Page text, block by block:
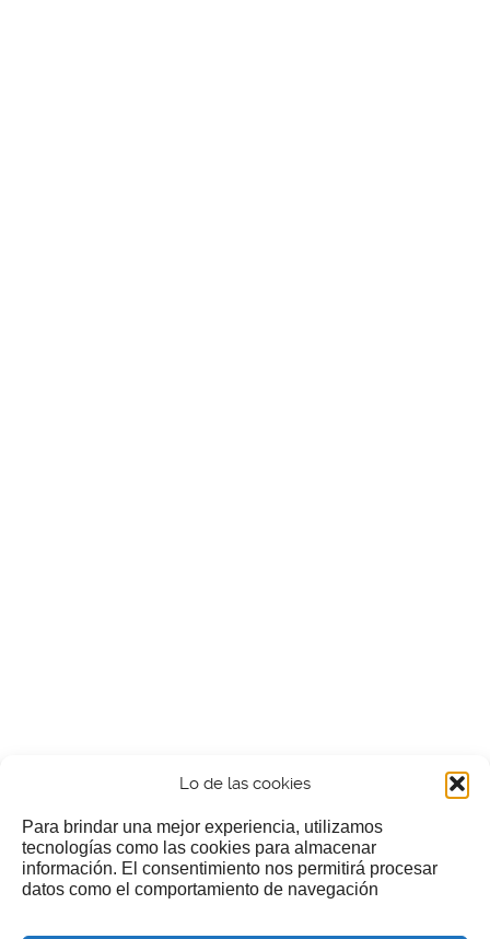
Lo de las cookies
Para brindar una mejor experiencia, utilizamos
tecnologías como las cookies para almacenar
información. El consentimiento nos permitirá procesar
datos como el comportamiento de navegación
¿Nos invitas a un cafecillo?